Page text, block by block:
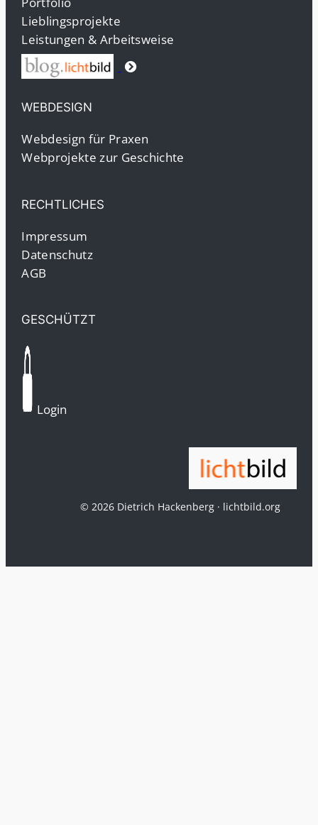
Lieblingsprojekte
Leistungen & Arbeitsweise
WEBDESIGN
Webdesign für Praxen
Webprojekte zur Geschichte
RECHTLICHES
Impressum
Datenschutz
AGB
GESCHÜTZT
Login
© 2026 Dietrich Hackenberg · lichtbild.org